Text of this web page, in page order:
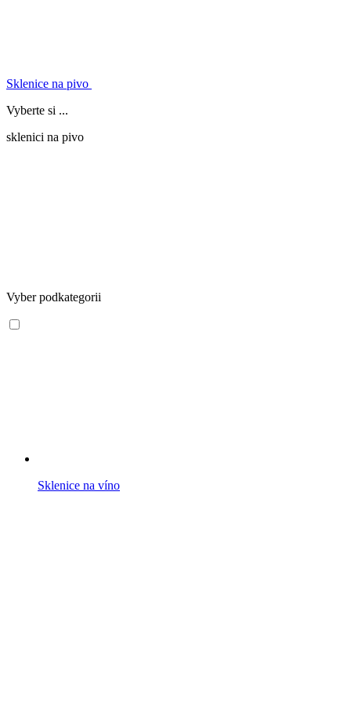
Sklenice na pivo
Vyberte si ...
sklenici na pivo
Vyber podkategorii
Sklenice na víno